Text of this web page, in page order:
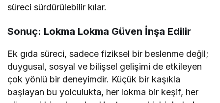
süreci sürdürülebilir kılar.
Sonuç: Lokma Lokma Güven İnşa Edilir
Ek gıda süreci, sadece fiziksel bir beslenme değil;
duygusal, sosyal ve bilişsel gelişimi de etkileyen
çok yönlü bir deneyimdir. Küçük bir kaşıkla
başlayan bu yolculukta, her lokma bir keşif, her